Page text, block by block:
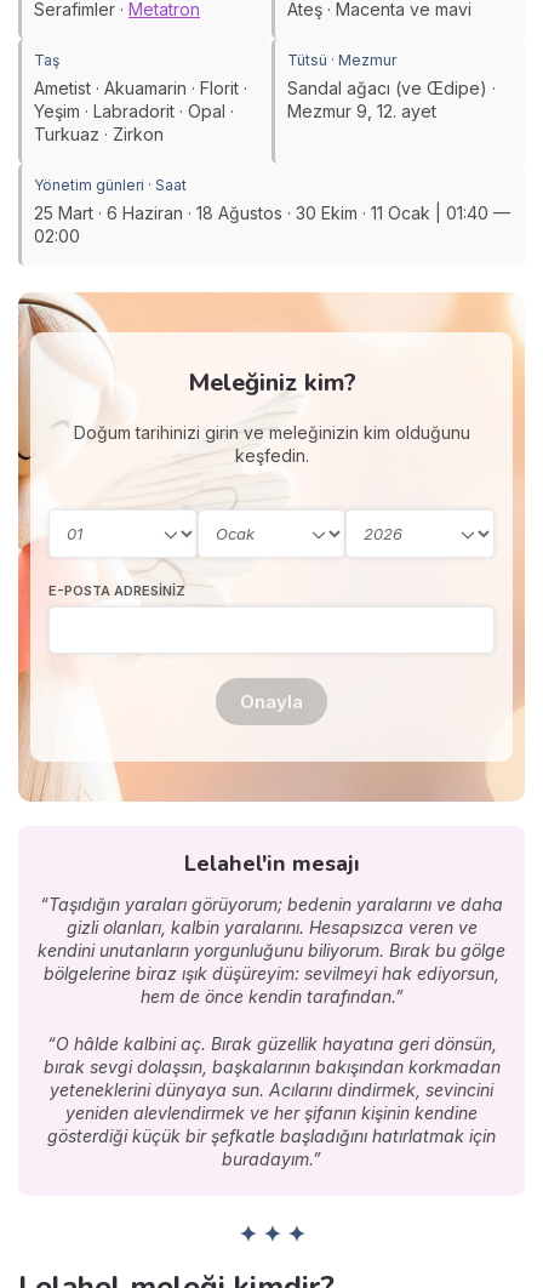
Serafimler · Metatron Ateş · Macenta ve mavi
Taş
Ametist · Akuamarin · Florit ·
Yeşim · Labradorit · Opal ·
Turkuaz · Zirkon
Tütsü · Mezmur
Sandal ağacı (ve Œdipe) ·
Mezmur 9, 12. ayet
Yönetim günleri · Saat
25 Mart · 6 Haziran · 18 Ağustos · 30 Ekim · 11 Ocak | 01:40 —
02:00
Meleğiniz kim?
Doğum tarihinizi girin ve meleğinizin kim olduğunu
keşfedin.
E-POSTA ADRESINIZ
Onayla
Lelahel'in mesajı
“Taşıdığın yaraları görüyorum; bedenin yaralarını ve daha
gizli olanları, kalbin yaralarını. Hesapsızca veren ve
kendini unutanların yorgunluğunu biliyorum. Bırak bu gölge
bölgelerine biraz ışık düşüreyim: sevilmeyi hak ediyorsun,
hem de önce kendin tarafından.”
“O hâlde kalbini aç. Bırak güzellik hayatına geri dönsün,
bırak sevgi dolaşsın, başkalarının bakışından korkmadan
yeteneklerini dünyaya sun. Acılarını dindirmek, sevincini
yeniden alevlendirmek ve her şifanın kişinin kendine
gösterdiği küçük bir şefkatle başladığını hatırlatmak için
buradayım.”
✦ ✦ ✦